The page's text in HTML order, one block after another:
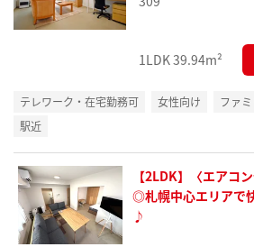
1LDK39.94m²
テレワーク・在宅勤務可 女性向け ファ
駅近
【2LDK】〈エアコ
◎札幌中心エリアで
♪